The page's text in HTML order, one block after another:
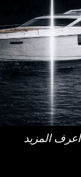
اعرف المزيد